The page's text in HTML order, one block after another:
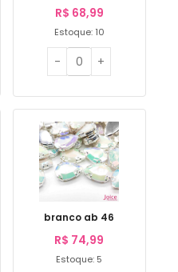
R$ 68,99
Estoque: 10
branco ab 46
R$ 74,99
Estoque: 5